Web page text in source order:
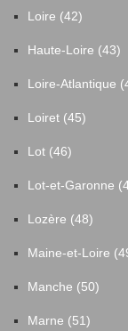
Loire (42)
Haute-Loire (43)
Loire-Atlantique
Loiret (45)
Lot (46)
Lot-et-Garonne
Lozère (48)
Maine-et-Loire
Manche (50)
Marne (51)